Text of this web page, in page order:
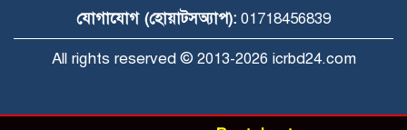
যোগাযোগ (হোয়াটসঅ্যাপ): 01718456839
All rights reserved © 2013-2026 icrbd24.com